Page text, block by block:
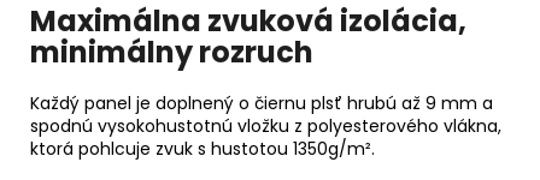
Maximálna zvuková izolácia,
minimálny rozruch
Každý panel je doplnený o čiernu plsť hrubú až 9 mm a
spodnú vysokohustotnú vložku z polyesterového vlákna,
ktorá pohlcuje zvuk s hustotou 1350g/m².